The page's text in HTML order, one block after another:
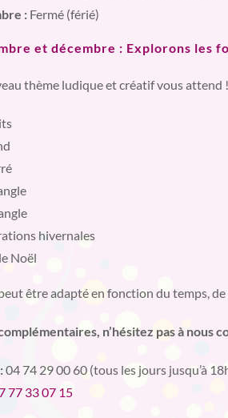
: Fermé (férié)
et décembre : Explorons les
thème ludique et créatif vous attend !
hivernales
Noël
être adapté en fonction du temps, de
n’hésitez pas à nous
04 74 29 00 60 (tous les jours jusqu’à
77 33 07 15